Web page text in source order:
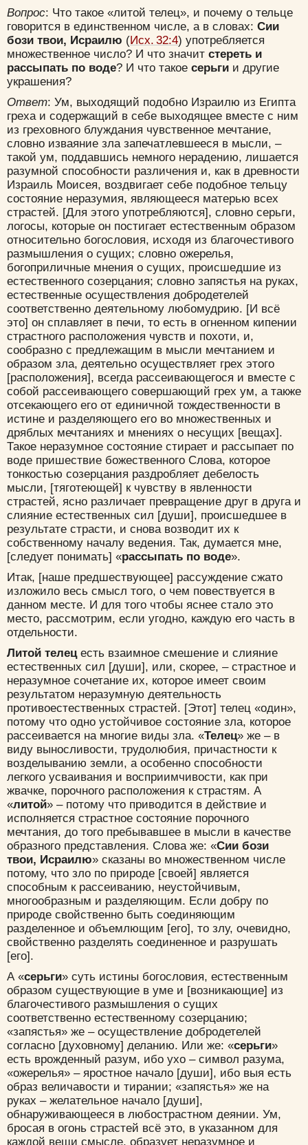
Вопрос: Что такое «литой телец», и почему о тельце
говорится в единственном числе, а в словах: Сии
бози твои, Исраилю (Исх. 32:4) употребляется
множественное число? И что значит стереть и
рассыпать по воде? И что такое серьги и другие
украшения?
Ответ: Ум, выходящий подобно Израилю из Египта
греха и содержащий в себе выходящее вместе с ним
из греховного блуждания чувственное мечтание,
словно изваяние зла запечатлевшееся в мысли, –
такой ум, поддавшись немного нерадению, лишается
разумной способности различения и, как в древности
Израиль Моисея, воздвигает себе подобное тельцу
состояние неразумия, являющееся матерью всех
страстей. [Для этого употребляются], словно серьги,
логосы, которые он постигает естественным образом
относительно богословия, исходя из благочестивого
размышления о сущих; словно ожерелья,
богоприличные мнения о сущих, происшедшие из
естественного созерцания; словно запястья на руках,
естественные осуществления добродетелей
соответственно деятельному любомудрию. [И всё
это] он сплавляет в печи, то есть в огненном кипении
страстного расположения чувств и похоти, и,
сообразно с предлежащим в мысли мечтанием и
образом зла, деятельно осуществляет грех этого
[расположения], всегда рассеивающегося и вместе с
собой рассеивающего совершающий грех ум, а также
отсекающего его от единичной тождественности в
истине и разделяющего его во множественных и
дряблых мечтаниях и мнениях о несущих [вещах].
Такое неразумное состояние стирает и рассыпает по
воде пришествие божественного Слова, которое
тонкостью созерцания раздробляет дебелость
мысли, [тяготеющей] к чувству в явленности
страстей, ясно различает превращение друг в друга и
слияние естественных сил [души], происшедшее в
результате страсти, и снова возводит их к
собственному началу ведения. Так, думается мне,
[следует понимать] «рассыпать по воде».
Итак, [наше предшествующее] рассуждение сжато
изложило весь смысл того, о чем повествуется в
данном месте. И для того чтобы яснее стало это
место, рассмотрим, если угодно, каждую его часть в
отдельности.
Литой телецесть взаимное смешение и слияние
естественных сил [души], или, скорее, – страстное и
неразумное сочетание их, которое имеет своим
результатом неразумную деятельность
противоестественных страстей. [Этот] телец «один»,
потому что одно устойчивое состояние зла, которое
рассеивается на многие виды зла. «Телец» же – в
виду выносливости, трудолюбия, причастности к
возделыванию земли, а особенно способности
легкого усваивания и восприимчивости, как при
жвачке, порочного расположения к страстям. А
«литой» – потому что приводится в действие и
исполняется страстное состояние порочного
мечтания, до того пребывавшее в мысли в качестве
образного представления. Слова же: «Сии бози
твои, Исраилю» сказаны во множественном числе
потому, что зло по природе [своей] является
способным к рассеиванию, неустойчивым,
многообразным и разделяющим. Если добру по
природе свойственно быть соединяющим
разделенное и объемлющим [его], то злу, очевидно,
свойственно разделять соединенное и разрушать
[его].
А «серьги» суть истины богословия, естественным
образом существующие в уме и [возникающие] из
благочестивого размышления о сущих
соответственно естественному созерцанию;
«запястья» же – осуществление добродетелей
согласно [духовному] деланию. Или же: «серьги»
есть врожденный разум, ибо ухо – символ разума,
«ожерелья» – яростное начало [души], ибо выя есть
образ величавости и тирании; «запястья» же на
руках – желательное начало [души],
обнаруживающееся в любострастном деянии. Ум,
бросая в огонь страстей всё это, в указанном для
каждой вещи смысле, образует неразумное и